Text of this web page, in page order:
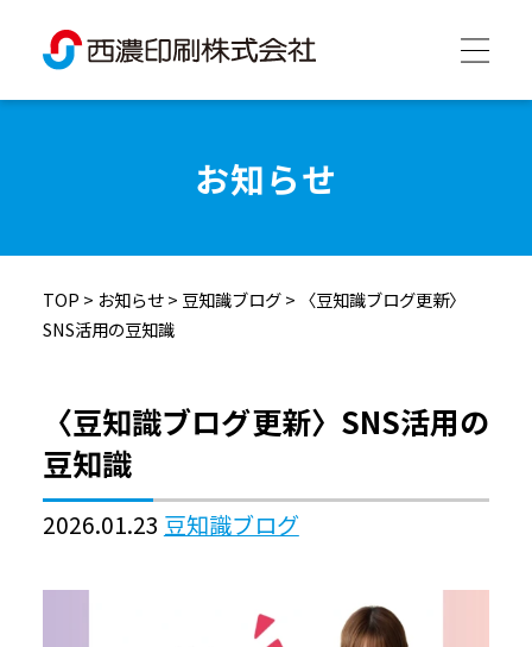
制作実績
採用情報
お知らせ
TOP > お知らせ> 豆知識ブログ> 〈豆知識ブログ更新〉
SNS活用の豆知識
〈豆知識ブログ更新〉SNS活用の
豆知識
2026.01.23 豆知識ブログ